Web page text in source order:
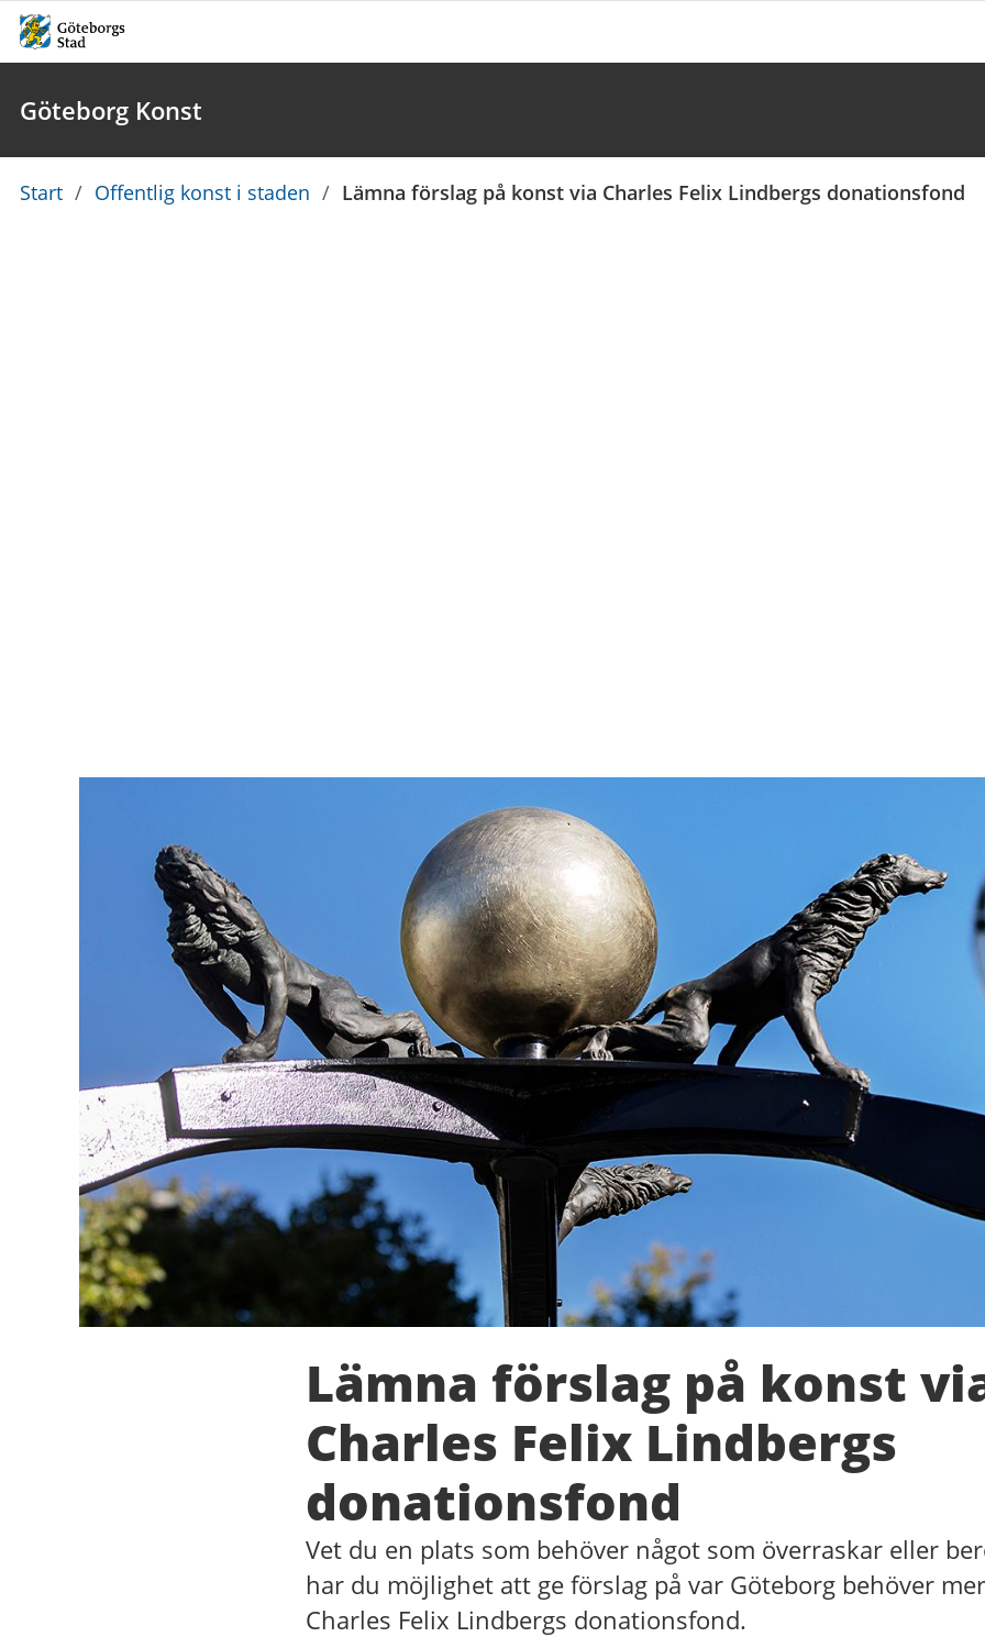
Göteborg Konst
Du
Start / Offentlig konst i staden / Lämna förslag på konst via Charles Felix Lindbergs donationsfond
Lämna förslag på konst
Charles Felix Lindbergs
donationsfond
Vet du en plats som behöver något som överraskar eller
har du möjlighet att ge förslag på var Göteborg behöver
Charles Felix Lindbergs donationsfond.